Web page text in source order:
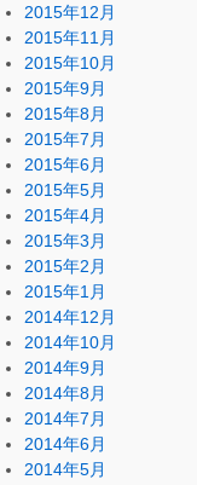
2015年12月
2015年11月
2015年10月
2015年9月
2015年8月
2015年7月
2015年6月
2015年5月
2015年4月
2015年3月
2015年2月
2015年1月
2014年12月
2014年10月
2014年9月
2014年8月
2014年7月
2014年6月
2014年5月